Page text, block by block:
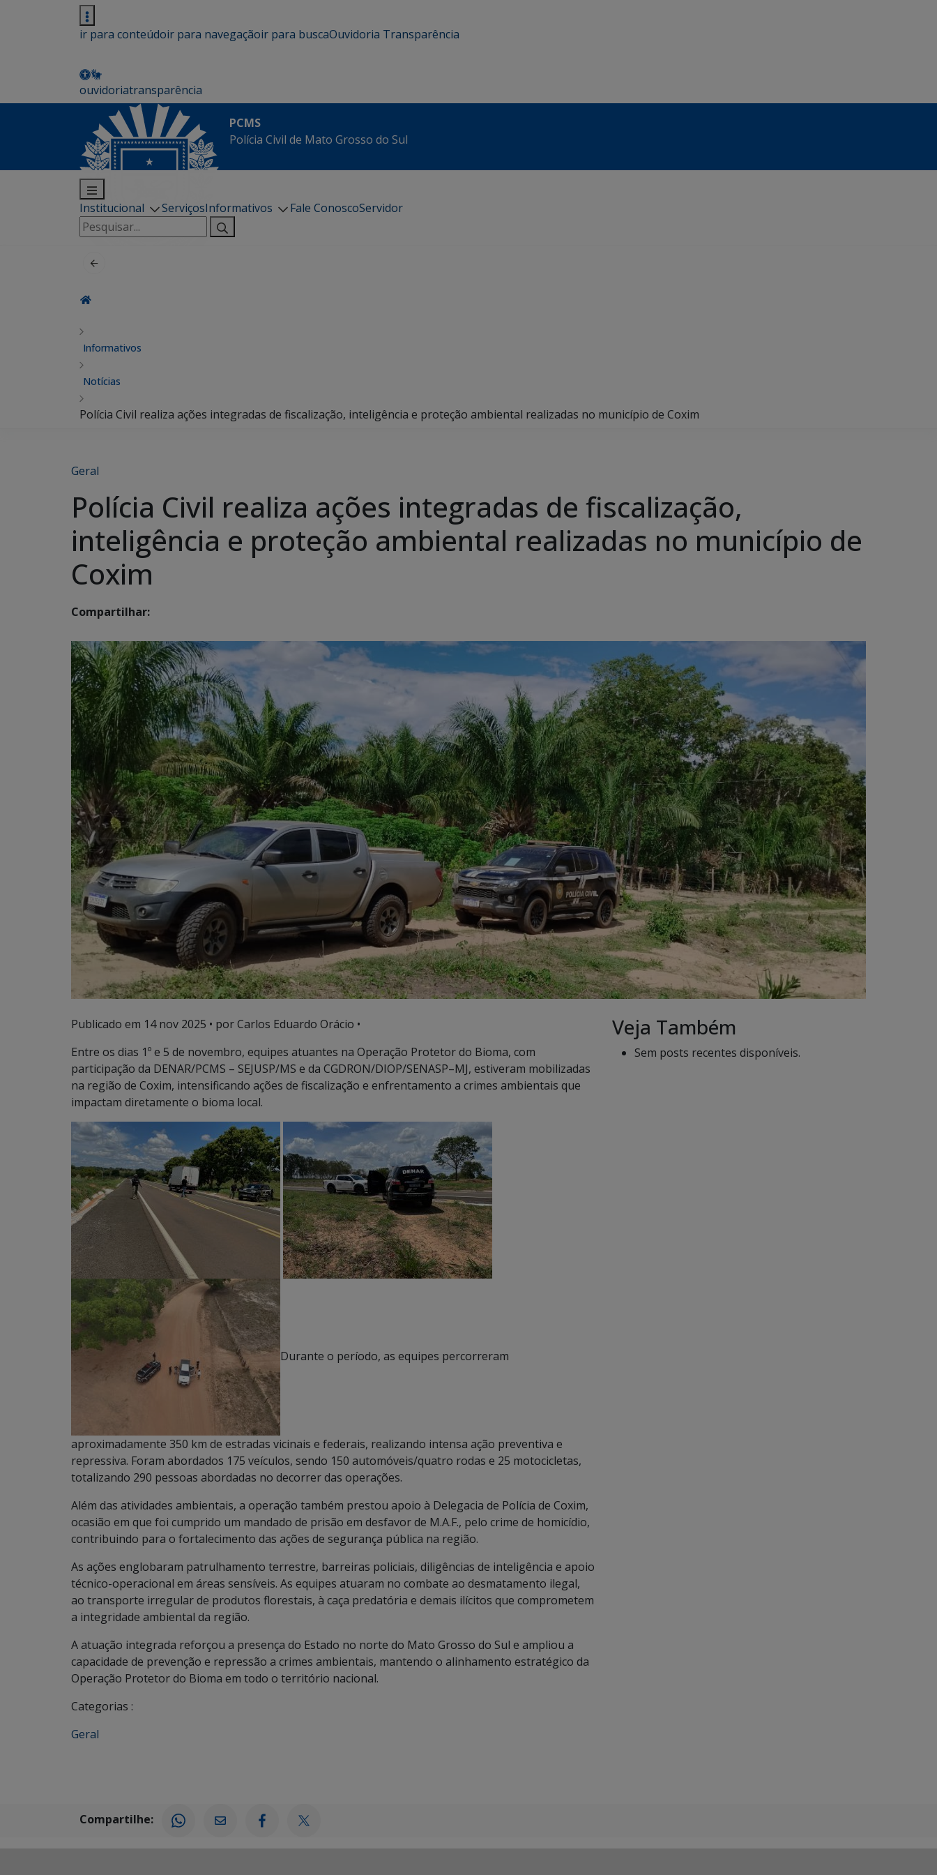
ir para conteúdoir para navegaçãoir para buscaOuvidoria Transparência
ouvidoriatransparência
PCMS
Polícia Civil de Mato Grosso do Sul
Institucional ServiçosInformativos Fale ConoscoServidor
Pesquisar
por:
Informativos
Notícias
Polícia Civil realiza ações integradas de fiscalização, inteligência e proteção ambiental realizadas no município de Coxim
Geral
Polícia Civil realiza ações integradas de fiscalização,
inteligência e proteção ambiental realizadas no município de
Coxim
Compartilhar:
Publicado em 14 nov 2025 • por Carlos Eduardo Orácio •
Entre os dias 1º e 5 de novembro, equipes atuantes na Operação Protetor do Bioma, com
participação da DENAR/PCMS – SEJUSP/MS e da CGDRON/DIOP/SENASP–MJ, estiveram mobilizadas
na região de Coxim, intensificando ações de fiscalização e enfrentamento a crimes ambientais que
impactam diretamente o bioma local.
Durante o período, as equipes percorreram
aproximadamente 350 km de estradas vicinais e federais, realizando intensa ação preventiva e
repressiva. Foram abordados 175 veículos, sendo 150 automóveis/quatro rodas e 25 motocicletas,
totalizando 290 pessoas abordadas no decorrer das operações.
Além das atividades ambientais, a operação também prestou apoio à Delegacia de Polícia de Coxim,
ocasião em que foi cumprido um mandado de prisão em desfavor de M.A.F., pelo crime de homicídio,
contribuindo para o fortalecimento das ações de segurança pública na região.
As ações englobaram patrulhamento terrestre, barreiras policiais, diligências de inteligência e apoio
técnico-operacional em áreas sensíveis. As equipes atuaram no combate ao desmatamento ilegal,
ao transporte irregular de produtos florestais, à caça predatória e demais ilícitos que comprometem
a integridade ambiental da região.
A atuação integrada reforçou a presença do Estado no norte do Mato Grosso do Sul e ampliou a
capacidade de prevenção e repressão a crimes ambientais, mantendo o alinhamento estratégico da
Operação Protetor do Bioma em todo o território nacional.
Categorias :
Geral
Veja Também
Sem posts recentes disponíveis.
Compartilhe: